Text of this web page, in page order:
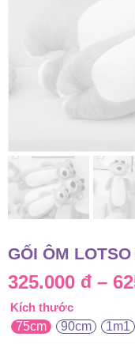
GỐI ÔM
325.000 đ –
Kích thước
75cm
90cm 1m1